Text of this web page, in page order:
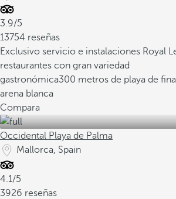
3.9/5
13754 reseñas
Exclusivo servicio e instalaciones Royal
restaurantes con gran variedad
gastronómica300 metros de playa de fina
arena blanca
Compara
Occidental Playa de Palma
Mallorca, Spain
4.1/5
3926 reseñas